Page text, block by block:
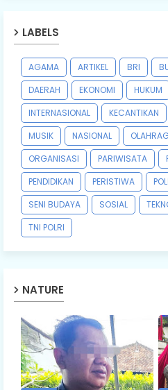
LABELS
AGAMA ARTIKEL BRI
DAERAH
EKONOMI HUKUM
INTERNASIONAL
KECANTIKAN
MUSIK
NASIONAL
ORGANISASI
PARIWISATA
PENDIDIKAN
PERISTIWA
SENI BUDAYA
SOSIAL
TNI POLRI
NATURE